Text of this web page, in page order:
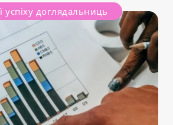
успіху доглядальниць